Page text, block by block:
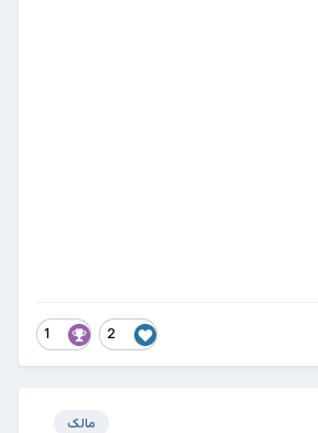
2
1
مالک